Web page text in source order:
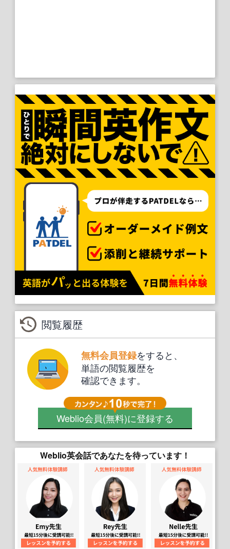
閲覧履歴
無料会員登録をすると、
単語の閲覧履歴を
確認できます。
Weblio会員(無料)に登録する
Weblio英会話であなたを待っています！